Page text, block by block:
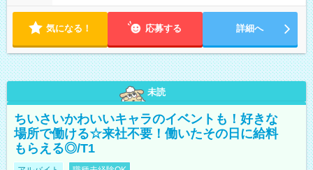
気になる！ 応募する 詳細へ
未読
ちいさいかわいいキャラのイベントも！好きな
場所で働ける☆来社不要！働いたその日に給料
もらえる◎/T1